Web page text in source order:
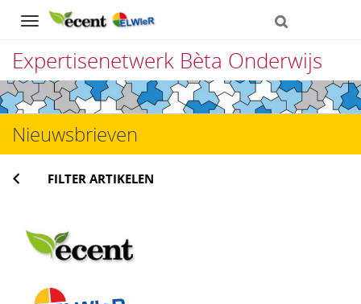
Navigation
Expertisenetwerk Bèta Onderwijs
Direct
naar
het
inhoud
Nieuwsbrieven
FILTER ARTIKELEN